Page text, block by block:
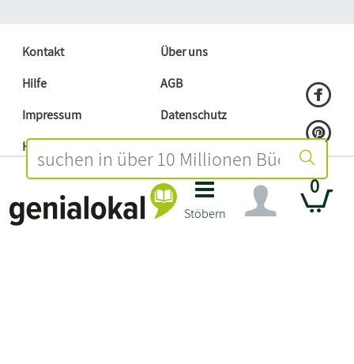
Stöbern
0
Kontakt
Über uns
Hilfe
AGB
Impressum
Datenschutz
Händler
BarrierefreiheitserklärungAffiliate
Widerruf